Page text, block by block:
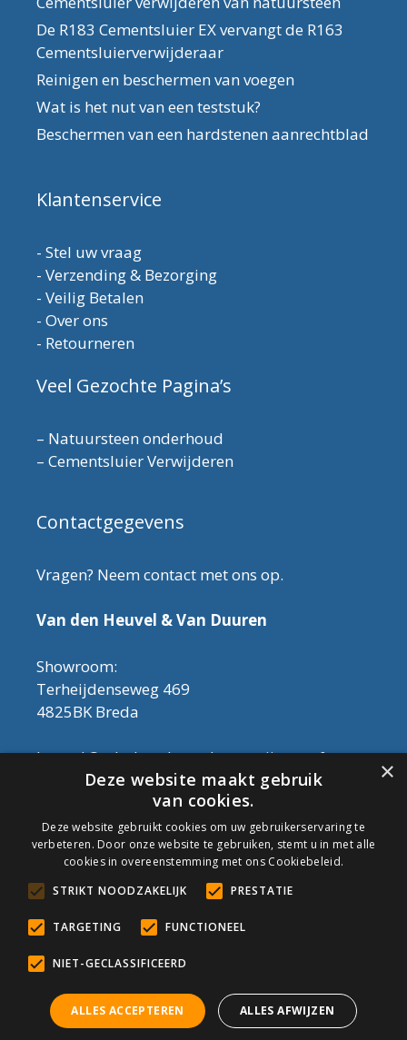
De R183 Cementsluier EX vervangt de R163
Cementsluierverwijderaar
Reinigen en beschermen van voegen
Wat is het nut van een teststuk?
Beschermen van een hardstenen aanrechtblad
Klantenservice
- Stel uw vraag
- Verzending & Bezorging
- Veilig Betalen
- Over ons
- Retourneren
Veel Gezochte Pagina’s
– Natuursteen onderhoud
– Cementsluier Verwijderen
Contactgegevens
Vragen? Neem contact met ons op.
Van den Heuvel & Van Duuren
Showroom:
Terheijdenseweg 469
4825BK Breda
Let op! Onderhoudsproducten zijn nu af te
halen in de showroom. Er kan alleen met
contant geld betaald worden, dus geen pin.
Tel: 076-3030554
Email: info@onderhoudshop.nl
KVK: 59667419
Algemene Voorwaarden
Copyright © 2019 Onderhoud Shop
© Onderhoudshop.nl - Onderdeel van: Van den Heuvel & Van
×
Deze website maakt gebruik
van cookies.
Deze website gebruikt cookies om uw gebruikerservaring te
verbeteren. Door onze website te gebruiken, stemt u in met alle
cookies in overeenstemming met ons Cookiebeleid.
STRIKT NOODZAKELIJK
PRESTATIE
TARGETING FUNCTIONEEL
NIET-GECLASSIFICEERD
ALLES ACCEPTEREN ALLES AFWIJZEN